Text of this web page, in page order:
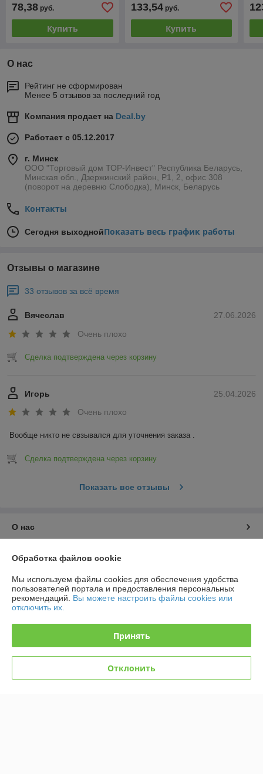
78,38 руб.
Купить
(С80uF+16uF)
133,54руб.
Купить
О нас
Рейтинг не сформирован
Менее 5 отзывов за последний год
Компания продает на Deal.by
Работает с 05.12.2017
г. Минск
ООО "Торговый дом ТОР-Инвест" Республика Беларусь,
Минская обл., Дзержинский район, Р1, 2, офис 308
(поворот на деревню Слободка), Минск, Беларусь
Контакты
Сегодня выходнойПоказать весь график работы
Отзывы о магазине
33 отзывов за всё время
27.06.2026
Вячеслав
Очень плохо
Сделка подтверждена через корзину
25.04.2026
Игорь
Очень плохо
Вообще никто не свзывался для уточнения заказа .
Сделка подтверждена через корзину
Показать все отзывы
О нас
Контакты
Доставка и оплата
График работы
Политика обработки cookies
Обработка файлов cookie
Мы используем файлы cookies для обеспечения удобства
пользователей портала и предоставления персональных
рекомендаций. Вы можете настроить файлы cookies или
отключить их.
Принять
Отклонить